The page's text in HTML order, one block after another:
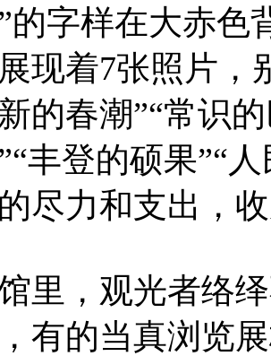
的字样在大赤色
现着7张照片，
的春潮”“常识
丰登的硕果”“
尽力和支出，
里，观光者络
有的当真浏览